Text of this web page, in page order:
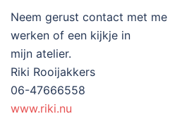
Neem gerust contact met
werken of een kijkje in
mijn atelier.
Riki Rooijakkers
06-47666558
www.riki.nu